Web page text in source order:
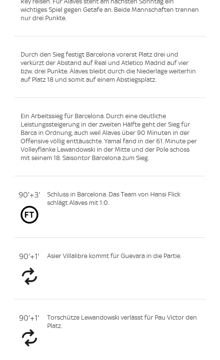
wichtiges Spiel gegen Getafe an. Beide Mannschaften trennen
nur drei Punkte.
Durch den Sieg festigt Barcelona vorerst Platz drei und
verkürzt der Abstand auf Real und Atletico Madrid auf vier
bzw. drei Punkte. Alaves bleibt durch die Niederlage weiterhin
auf Platz 18 und somit auf einem Abstiegsplatz.
Ein Arbeitssieg für Barcelona. Durch eine deutliche
Leistungssteigerung in der zweiten Hälfte geht der Sieg für
Barca in Ordnung, auch weil Alaves über 90 Minuten in der
Offensive völlig enttäuschte. Yamal fand in der 61. Minute per
Volleyflanke Lewandowski in der Mitte und der Pole schoss
mit seinem 18. Saisontor Barcelona zum Sieg.
90'+3'
Schluss in Barcelona. Das Team von Hansi Flick
schlägt Alaves mit 1:0.
90'+1' Asier Villalibre kommt für Guevara in die Partie.
90'+1'
Torschütze Lewandowski verlässt für Pau Victor den
Platz.